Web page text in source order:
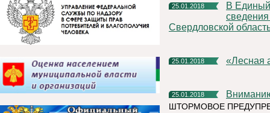
25.01.2018
В Единый государственный реестр недвижимости внесены
Свердловской
25.01.2018
25.01.2018
ШТОРМОВОЕ